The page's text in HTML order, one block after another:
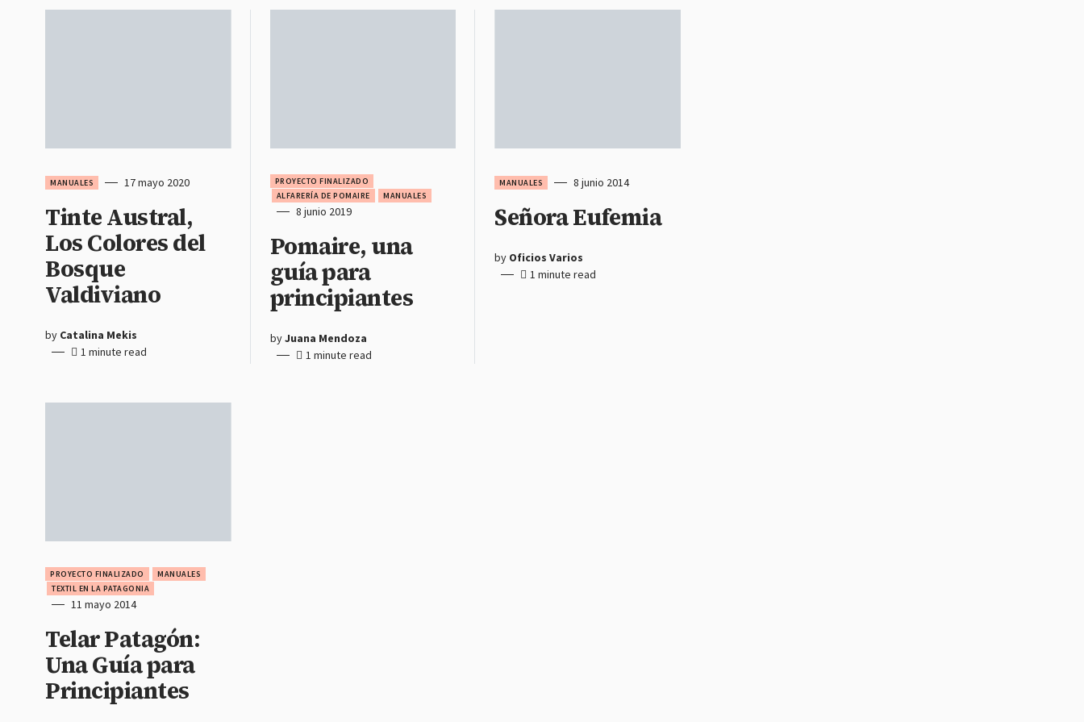
MANUALES 17 mayo 2020
Tinte Austral,
Los Colores del
Bosque
Valdiviano
by Catalina Mekis
1 minute read
PROYECTO FINALIZADO
ALFARERÍA DE POMAIRE
MANUALES
8 junio 2019
Pomaire, una
guía para
principiantes
byJuana Mendoza
1 minute read
MANUALES 8 junio 2014
Señora Eufemia
by Oficios Varios
1 minute read
PROYECTO FINALIZADO
MANUALES
TEXTIL EN LA PATAGONIA
11 mayo 2014
Telar Patagón:
Una Guía para
Principiantes